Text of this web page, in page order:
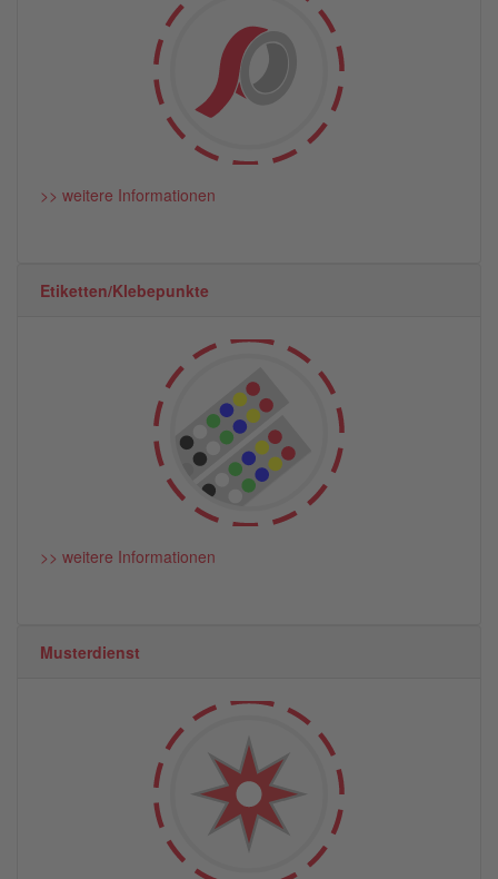
>> weitere Informationen
Etiketten/Klebepunkte
>> weitere Informationen
Musterdienst